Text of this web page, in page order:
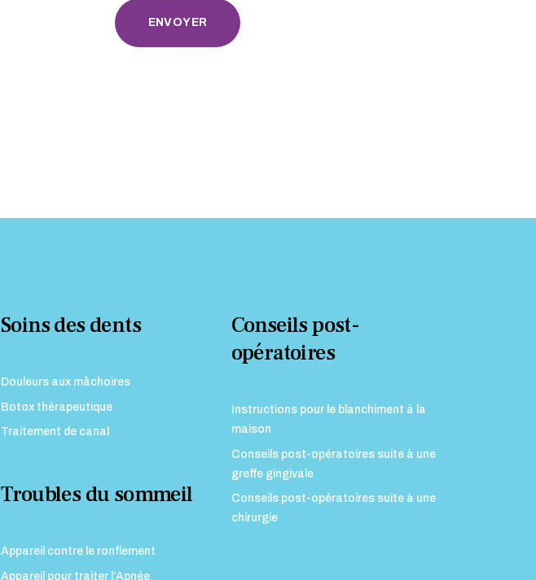
Soins des dents
Douleurs aux mâchoires
Botox thérapeutique
Traitement de canal
Troubles du sommeil
Appareil contre le ronflement
Appareil pour traiter l’Apnée
Conseils post-
opératoires
Instructions pour le blanchiment à la
maison
Conseils post-opératoires suite à une
greffe gingivale
Conseils post-opératoires suite à une
chirurgie